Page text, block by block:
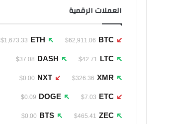
العملات الرقمية
BTC
$62,911.06
ETH
$1,673.33
LTC
$42.71
DASH
$37.08
XMR
$326.36
NXT
$0.00
ETC
$7.03
DOGE
$0.09
ZEC
$465.41
BTS
$0.00